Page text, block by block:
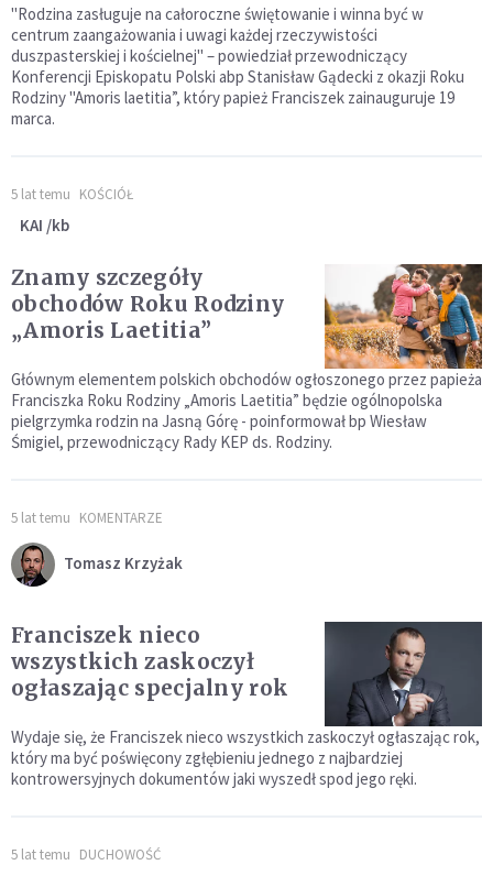
"Rodzina zasługuje na całoroczne świętowanie i winna być w
centrum zaangażowania i uwagi każdej rzeczywistości
duszpasterskiej i kościelnej" – powiedział przewodniczący
Konferencji Episkopatu Polski abp Stanisław Gądecki z okazji Roku
Rodziny "Amoris laetitia”, który papież Franciszek zainauguruje 19
marca.
5 lat temu KOŚCIÓŁ
KAI /kb
Znamy szczegóły
obchodów Roku Rodziny
„Amoris Laetitia”
Głównym elementem polskich obchodów ogłoszonego przez papieża
Franciszka Roku Rodziny „Amoris Laetitia” będzie ogólnopolska
pielgrzymka rodzin na Jasną Górę - poinformował bp Wiesław
Śmigiel, przewodniczący Rady KEP ds. Rodziny.
5 lat temu KOMENTARZE
Tomasz Krzyżak
Franciszek nieco
wszystkich zaskoczył
ogłaszając specjalny rok
Wydaje się, że Franciszek nieco wszystkich zaskoczył ogłaszając rok,
który ma być poświęcony zgłębieniu jednego z najbardziej
kontrowersyjnych dokumentów jaki wyszedł spod jego ręki.
5 lat temu DUCHOWOŚĆ